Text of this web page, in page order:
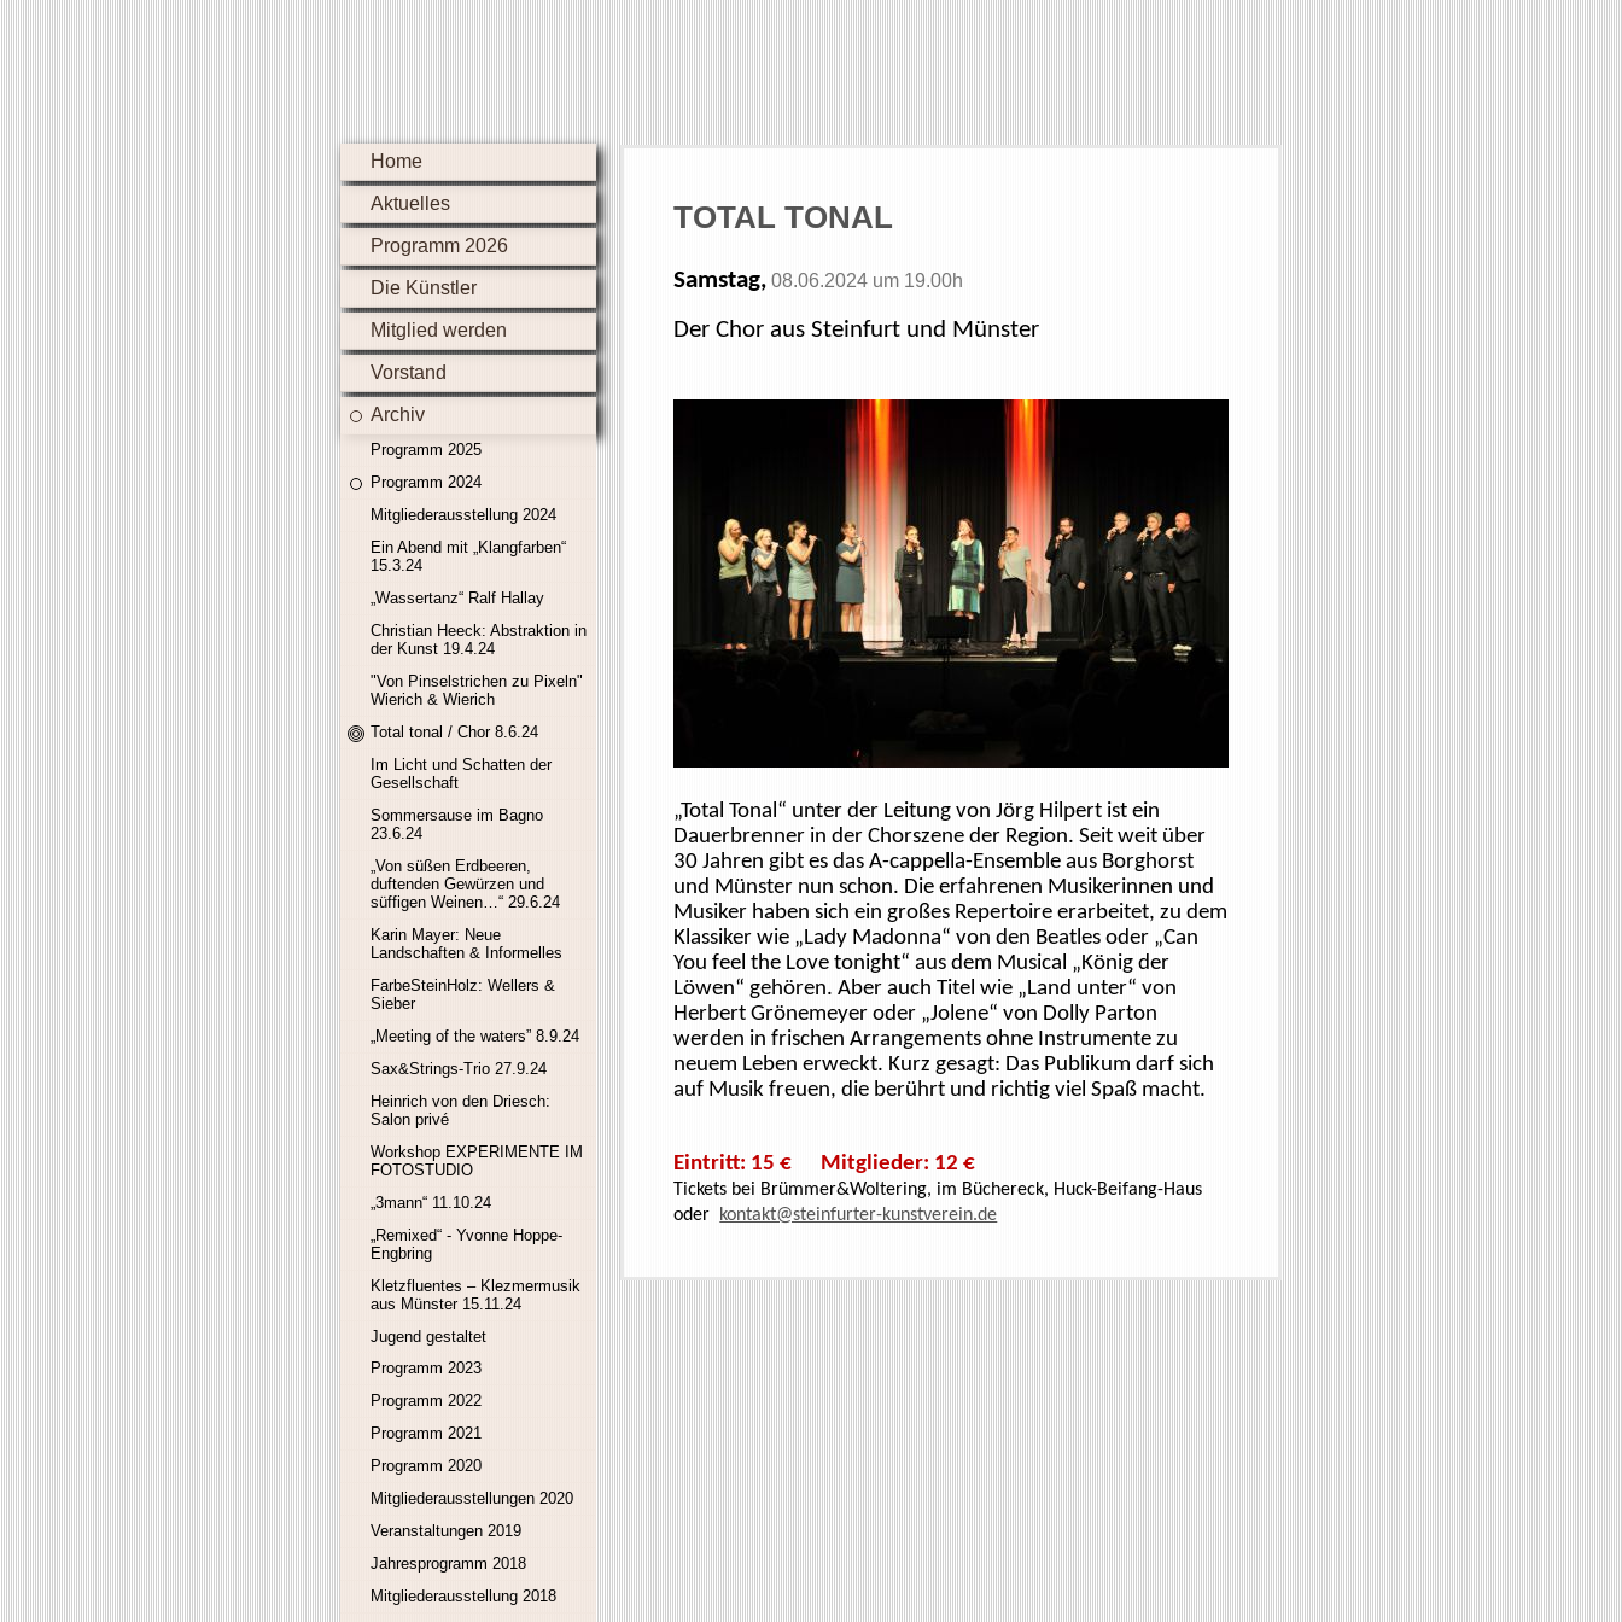
Home
Aktuelles
Programm 2026
Die Künstler
Mitglied werden
Vorstand
Archiv
Programm 2025
Programm 2024
Mitgliederausstellung 2024
Ein Abend mit „Klangfarben“
15.3.24
„Wassertanz“ Ralf Hallay
Christian Heeck: Abstraktion in
der Kunst 19.4.24
"Von Pinselstrichen zu Pixeln"
Wierich & Wierich
Total tonal / Chor 8.6.24
Im Licht und Schatten der
Gesellschaft
Sommersause im Bagno
23.6.24
„Von süßen Erdbeeren,
duftenden Gewürzen und
süffigen Weinen…“ 29.6.24
Karin Mayer: Neue
Landschaften & Informelles
FarbeSteinHolz: Wellers &
Sieber
„Meeting of the waters” 8.9.24
Sax&Strings-Trio 27.9.24
Heinrich von den Driesch:
Salon privé
Workshop EXPERIMENTE IM
FOTOSTUDIO
„3mann“ 11.10.24
„Remixed“ - Yvonne Hoppe-
Engbring
Kletzfluentes – Klezmermusik
aus Münster 15.11.24
Jugend gestaltet
Programm 2023
Programm 2022
Programm 2021
Programm 2020
Mitgliederausstellungen 2020
Veranstaltungen 2019
Jahresprogramm 2018
Mitgliederausstellung 2018
TOTAL TONAL
Samstag, 08.06.2024 um 19.00h
Der Chor aus Steinfurt und Münster
„Total Tonal“ unter der Leitung von Jörg Hilpert ist ein
Dauerbrenner in der Chorszene der Region. Seit weit über
30 Jahren gibt es das A-cappella-Ensemble aus Borghorst
und Münster nun schon. Die erfahrenen Musikerinnen und
Musiker haben sich ein großes Repertoire erarbeitet, zu dem
Klassiker wie „Lady Madonna“ von den Beatles oder „Can
You feel the Love tonight“ aus dem Musical „König der
Löwen“ gehören. Aber auch Titel wie „Land unter“ von
Herbert Grönemeyer oder „Jolene“ von Dolly Parton
werden in frischen Arrangements ohne Instrumente zu
neuem Leben erweckt. Kurz gesagt: Das Publikum darf sich
auf Musik freuen, die berührt und richtig viel Spaß macht.
Eintritt: 15 € Mitglieder: 12 €
Tickets bei Brümmer&Woltering, im Büchereck, Huck-Beifang-Haus
oder
kontakt@steinfurter-kunstverein.de